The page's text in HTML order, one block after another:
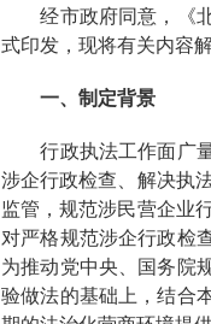
经市政府同意，《北
式印发，现将有关内容
一、制定背景
行政执法工作面广量
涉企行政检查、解决执
监管，规范涉民营企业
对严格规范涉企行政检
为推动党中央、国务院
验做法的基础上，结合